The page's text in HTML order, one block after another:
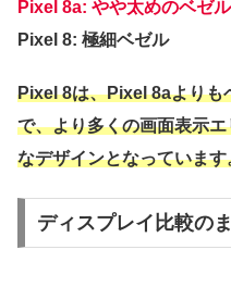
Pixel 8a: やや太めのベゼル
Pixel 8: 極細ベゼル
Pixel 8は、Pixel 8aよりも
で、より多くの画面表示
なデザインとなっています
ディスプレイ比較の